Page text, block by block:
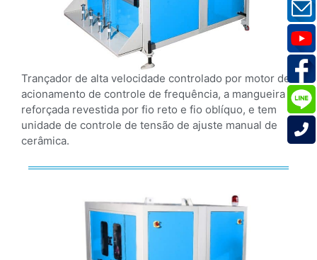
Trançador de alta velocidade controlado por motor de
acionamento de controle de frequência, a mangueira
reforçada revestida por fio reto e fio oblíquo, e tem
unidade de controle de tensão de ajuste manual de
cerâmica.